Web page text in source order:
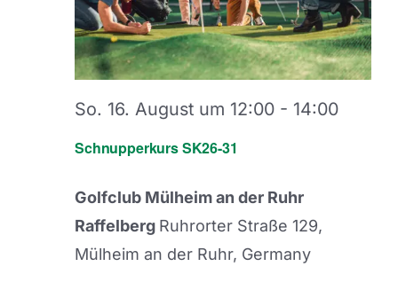
Schnupperkurs SK26-31
So. 16. August um 12:00 - 14:00
Golfclub Mülheim an der Ruhr
Raffelberg Ruhrorter Straße 129,
Mülheim an der Ruhr, Germany